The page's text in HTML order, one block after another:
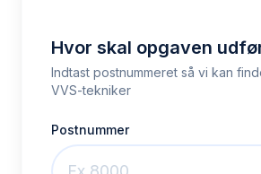
Hvor skal opgaven
Indtast postnummeret så vi kan
VVS-tekniker
Postnummer